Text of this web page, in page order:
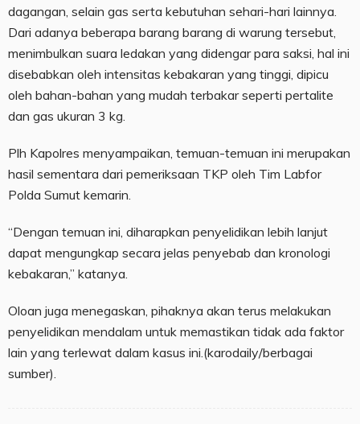
dagangan, selain gas serta kebutuhan sehari-hari lainnya.
Dari adanya beberapa barang barang di warung tersebut,
menimbulkan suara ledakan yang didengar para saksi, hal ini
disebabkan oleh intensitas kebakaran yang tinggi, dipicu
oleh bahan-bahan yang mudah terbakar seperti pertalite
dan gas ukuran 3 kg.
Plh Kapolres menyampaikan, temuan-temuan ini merupakan
hasil sementara dari pemeriksaan TKP oleh Tim Labfor
Polda Sumut kemarin.
“Dengan temuan ini, diharapkan penyelidikan lebih lanjut
dapat mengungkap secara jelas penyebab dan kronologi
kebakaran,” katanya.
Oloan juga menegaskan, pihaknya akan terus melakukan
penyelidikan mendalam untuk memastikan tidak ada faktor
lain yang terlewat dalam kasus ini.(karodaily/berbagai
sumber).